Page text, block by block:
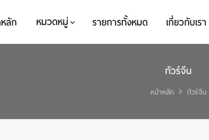
ลัก หมวดหมู่ รายการทั้งหมด เกี่ยวกับเรา
ทัวร์จีน
หน้าหลัก ทัวร์จีน